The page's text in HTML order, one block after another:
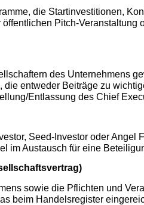
die Startinvestitionen,
Pitch-Veranstaltung
des Unternehmens
entweder Beiträge zu
Entlassung des Chief
Seed-Investor oder Angel
im Austausch für eine
sowie die Pflichten und
beim Handelsregister